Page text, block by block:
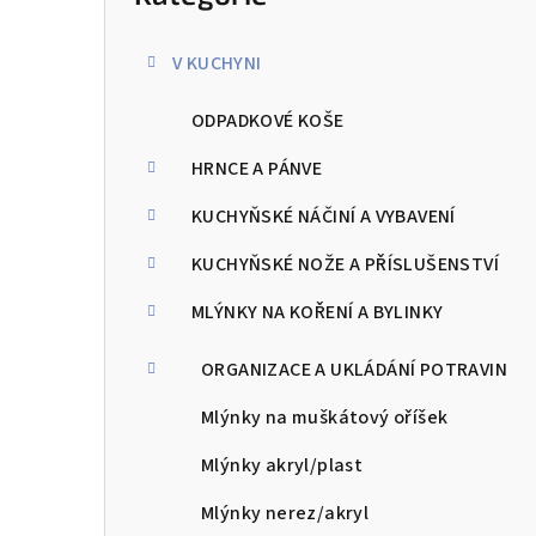
kategorie
V KUCHYNI
ODPADKOVÉ KOŠE
HRNCE A PÁNVE
KUCHYŇSKÉ NÁČINÍ A VYBAVENÍ
KUCHYŇSKÉ NOŽE A PŘÍSLUŠENSTVÍ
MLÝNKY NA KOŘENÍ A BYLINKY
ORGANIZACE A UKLÁDÁNÍ POTRAVIN
Mlýnky na muškátový oříšek
Mlýnky akryl/plast
Mlýnky nerez/akryl